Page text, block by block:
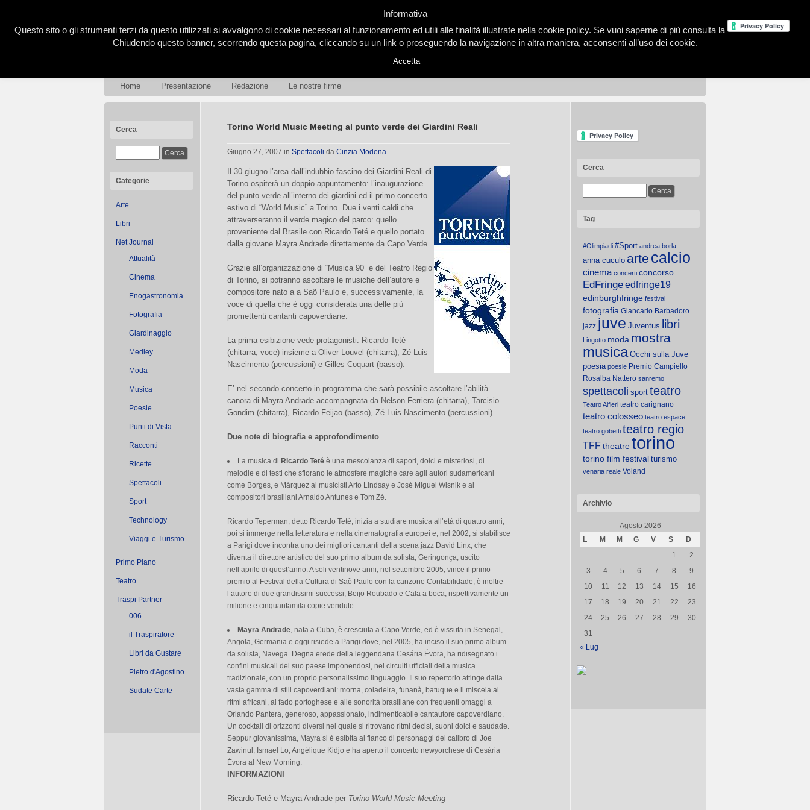
Home Presentazione Redazione Le nostre firme
Cerca
Categorie
Arte
Libri
Net Journal
Attualità
Cinema
Enogastronomia
Fotografia
Giardinaggio
Medley
Moda
Musica
Poesie
Punti di Vista
Racconti
Ricette
Spettacoli
Sport
Technology
Viaggi e Turismo
Primo Piano
Teatro
Traspi Partner
006
il Traspiratore
Libri da Gustare
Pietro d'Agostino
Sudate Carte
Torino World Music Meeting al punto verde dei Giardini Reali
Giugno 27, 2007 in Spettacoli da Cinzia Modena
Il 30 giugno l’area dall’indubbio fascino dei Giardini Reali di
Torino ospiterà un doppio appuntamento: l’inaugurazione
del punto verde all’interno dei giardini ed il primo concerto
estivo di “World Music” a Torino. Due i venti caldi che
attraverseranno il verde magico del parco: quello
proveniente dal Brasile con Ricardo Teté e quello portato
dalla giovane Mayra Andrade direttamente da Capo Verde.
Grazie all’organizzazione di “Musica 90” e del Teatro Regio
di Torino, si potranno ascoltare le musiche dell’autore e
compositore nato a a Saõ Paulo e, successivamente, la
voce di quella che è oggi considerata una delle più
promettenti cantanti capoverdiane.
La prima esibizione vede protagonisti: Ricardo Teté
(chitarra, voce) insieme a Oliver Louvel (chitarra), Zé Luis
Nascimento (percussioni) e Gilles Coquart (basso).
E’ nel secondo concerto in programma che sarà possibile ascoltare l’abilità
canora di Mayra Andrade accompagnata da Nelson Ferriera (chitarra), Tarcisio
Gondim (chitarra), Ricardo Feijao (basso), Zé Luis Nascimento (percussioni).
Due note di biografia e approfondimento
La musica di Ricardo Teté è una mescolanza di sapori, dolci e misteriosi, di
melodie e di testi che sfiorano le atmosfere magiche care agli autori sudamericani
come Borges, e Márquez ai musicisti Arto Lindsay e José Miguel Wisnik e ai
compositori brasiliani Arnaldo Antunes e Tom Zé.
Ricardo Teperman, detto Ricardo Teté, inizia a studiare musica all’età di quattro anni,
poi si immerge nella letteratura e nella cinematografia europei e, nel 2002, si stabilisce
a Parigi dove incontra uno dei migliori cantanti della scena jazz David Linx, che
diventa il direttore artistico del suo primo album da solista, Geringonça, uscito
nell’aprile di quest’anno. A soli ventinove anni, nel settembre 2005, vince il primo
premio al Festival della Cultura di Saõ Paulo con la canzone Contabilidade, è inoltre
l’autore di due grandissimi successi, Beijo Roubado e Cala a boca, rispettivamente un
milione e cinquantamila copie vendute.
Mayra Andrade, nata a Cuba, è cresciuta a Capo Verde, ed è vissuta in Senegal,
Angola, Germania e oggi risiede a Parigi dove, nel 2005, ha inciso il suo primo album
da solista, Navega. Degna erede della leggendaria Cesária Évora, ha ridisegnato i
confini musicali del suo paese imponendosi, nei circuiti ufficiali della musica
tradizionale, con un proprio personalissimo linguaggio. Il suo repertorio attinge dalla
vasta gamma di stili capoverdiani: morna, coladeira, funanà, batuque e li miscela ai
ritmi africani, al fado portoghese e alle sonorità brasiliane con frequenti omaggi a
Orlando Pantera, generoso, appassionato, indimenticabile cantautore capoverdiano.
Un cocktail di orizzonti diversi nel quale si ritrovano ritmi decisi, suoni dolci e saudade.
Seppur giovanissima, Mayra si è esibita al fianco di personaggi del calibro di Joe
Zawinul, Ismael Lo, Angélique Kidjo e ha aperto il concerto newyorchese di Cesária
Évora al New Morning.
INFORMAZIONI
Ricardo Teté e Mayra Andrade per Torino World Music Meeting
Cerca
Tag
#Olimpiadi #Sport andrea borla
anna cuculo arte calcio
cinema concerti concorso
EdFringeedfringe19
edinburghfringe festival
fotografia Giancarlo Barbadoro
jazz juve Juventus libri
Lingotto moda mostra
musica Occhi sulla Juve
poesia poesie Premio Campiello
Rosalba Nattero sanremo
spettacoli sport teatro
Teatro Alfieri teatro carignano
teatro colosseo teatro espace
teatro gobetti teatro regio
TFFtheatretorino
torino film festival turismo
venaria reale Voland
Archivio
Agosto 2026
L
M M G V S
D
1
2
3
4 5 6 7 8
9
10
11 12 13 14 15
16
17
18 19 20 21 22
23
24
25 26 27 28 29
30
31
« Lug
Informativa
Questo sito o gli strumenti terzi da questo utilizzati si avvalgono di cookie necessari al funzionamento ed utili alle finalità illustrate nella cookie policy. Se vuoi saperne di più consulta la
Chiudendo questo banner, scorrendo questa pagina, cliccando su un link o proseguendo la navigazione in altra maniera, acconsenti all’uso dei cookie.
Accetta